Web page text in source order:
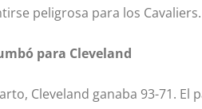
peligrosa para los Cavaliers.
para Cleveland
Cleveland ganaba 93-71.